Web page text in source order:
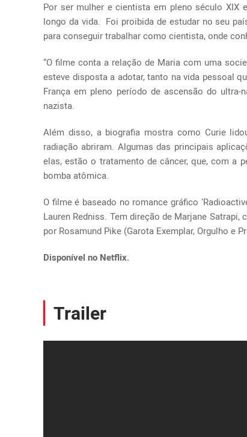
Por ser mulher e cientista em pleno século XIX
longo da vida. Foi proibida de estudar no seu
para conseguir trabalhar como cientista, onde
“O filme conta a relação de Maria com uma
esteve disposta a adotar, tanto na vida pessoal
França em pleno período de ascensão do
nazista.
Além disso, a biografia mostra como Curie
radiação abriram. Algumas das principais
elas, estão o tratamento de câncer, que, com a
bomba atômica.
O filme é baseado no romance gráfico
Lauren Redniss. Tem direção de Marjane
por Rosamund Pike (Garota Exemplar, Orgulho e
Disponível no Netflix.
Trailer